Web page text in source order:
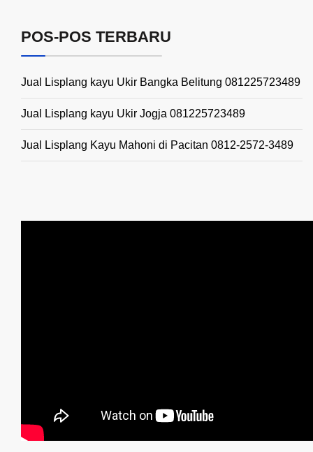
POS-POS TERBARU
Jual Lisplang kayu Ukir Bangka Belitung 081225723489
Jual Lisplang kayu Ukir Jogja 081225723489
Jual Lisplang Kayu Mahoni di Pacitan 0812-2572-3489